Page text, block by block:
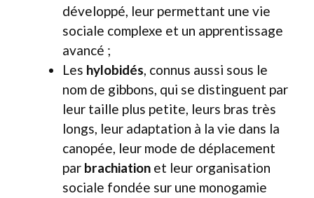
développé, leur permettant une vie
sociale complexe et un apprentissage
avancé ;
Les hylobidés, connus aussi sous le
nom de gibbons, qui se distinguent par
leur taille plus petite, leurs bras très
longs, leur adaptation à la vie dans la
canopée, leur mode de déplacement
par brachiation et leur organisation
sociale fondée sur une monogamie